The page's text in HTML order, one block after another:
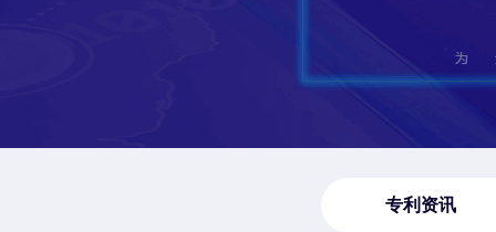
专利资讯